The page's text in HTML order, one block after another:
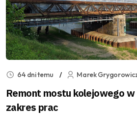
64 dni temu Marek
Remont mostu kolejowego w
zakres prac